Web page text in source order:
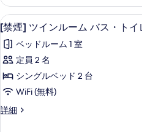
バ
ス・
ト
イ
レ
共
用
グ
ル
ル
ー
ム
バ
ト
イ
共
[禁
煙]
ツ
イ
ン
ー
7
[禁煙] ツインルーム バス・トイ
ベッドルーム 1 室
定員 2 名
シングルベッド 2 台
WiFi (無料)
詳細
[禁